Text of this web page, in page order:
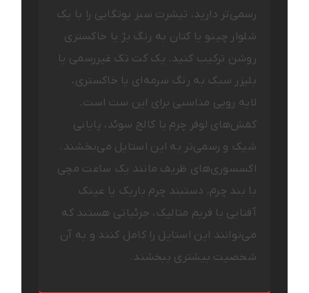
رسمی‌تر دارید، تیشرت سبز بوتگایی را با یک
شلوار چینو یا کتان به رنگ بژ یا خاکستری
روشن ترکیب کنید. یک کت تک غیررسمی یا
بلیزر سبک به رنگ سرمه‌ای یا خاکستری،
لایه رویی مناسبی برای این ست است.
کفش‌های لوفر چرم یا کالج سوئد، پایانی
شیک و رسمی‌تر به این استایل می‌بخشند.
اکسسوری‌های ظریف مانند یک ساعت مچی
با بند چرم، دستبند چرم باریک یا عینک
آفتابی با فریم متالیک، جزئیاتی هستند که
می‌توانند این استایل را کامل کنند و به آن
شخصیت بیشتری ببخشند.